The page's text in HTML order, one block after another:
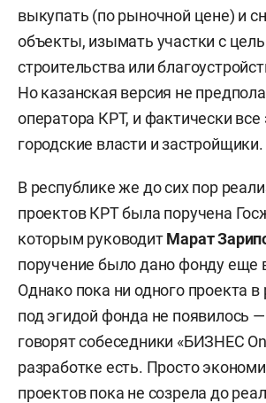
выкупать (по рыночной цене) и
объекты, изымать участки с
строительства или
Но казанская версия не
оператора КРТ, и фактически
городские власти и застройщики.
В республике же до сих пор
проектов КРТ была поручена
которым руководитМарат
поручение было дано фонду еще
Однако пока ни одного проекта в
под эгидой фонда не появилось —
говорят собеседники «БИЗНЕС
разработке есть. Просто
проектов пока не созрела до